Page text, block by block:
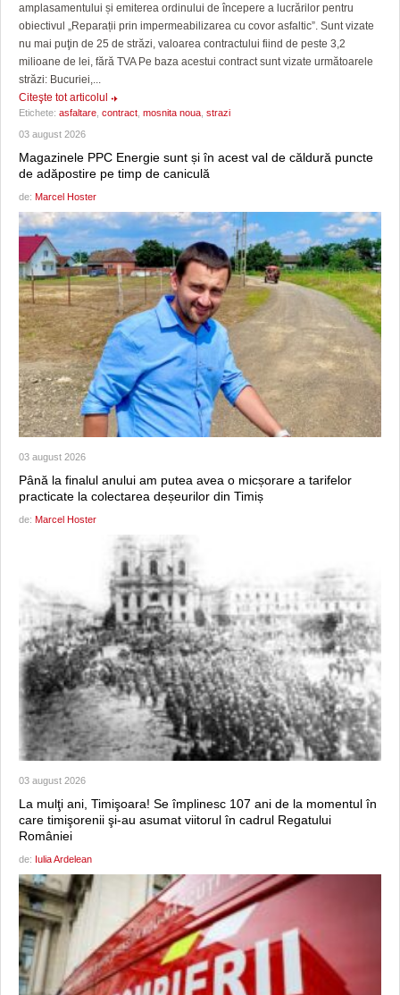
amplasamentului și emiterea ordinului de începere a lucrărilor pentru
obiectivul „Reparații prin impermeabilizarea cu covor asfaltic”. Sunt vizate
nu mai puţin de 25 de străzi, valoarea contractului fiind de peste 3,2
milioane de lei, fără TVA Pe baza acestui contract sunt vizate următoarele
străzi: Bucuriei,...
Citeşte tot articolul
Etichete: asfaltare contract mosnita noua strazi
03 august 2026
Magazinele PPC Energie sunt și în acest val de căldură puncte
de adăpostire pe timp de caniculă
de: Marcel Hoster
03 august 2026
Până la finalul anului am putea avea o micșorare a tarifelor
practicate la colectarea deșeurilor din Timiș
de: Marcel Hoster
03 august 2026
La mulţi ani, Timişoara! Se împlinesc 107 ani de la momentul în
care timişorenii şi-au asumat viitorul în cadrul Regatului
României
de: Iulia Ardelean